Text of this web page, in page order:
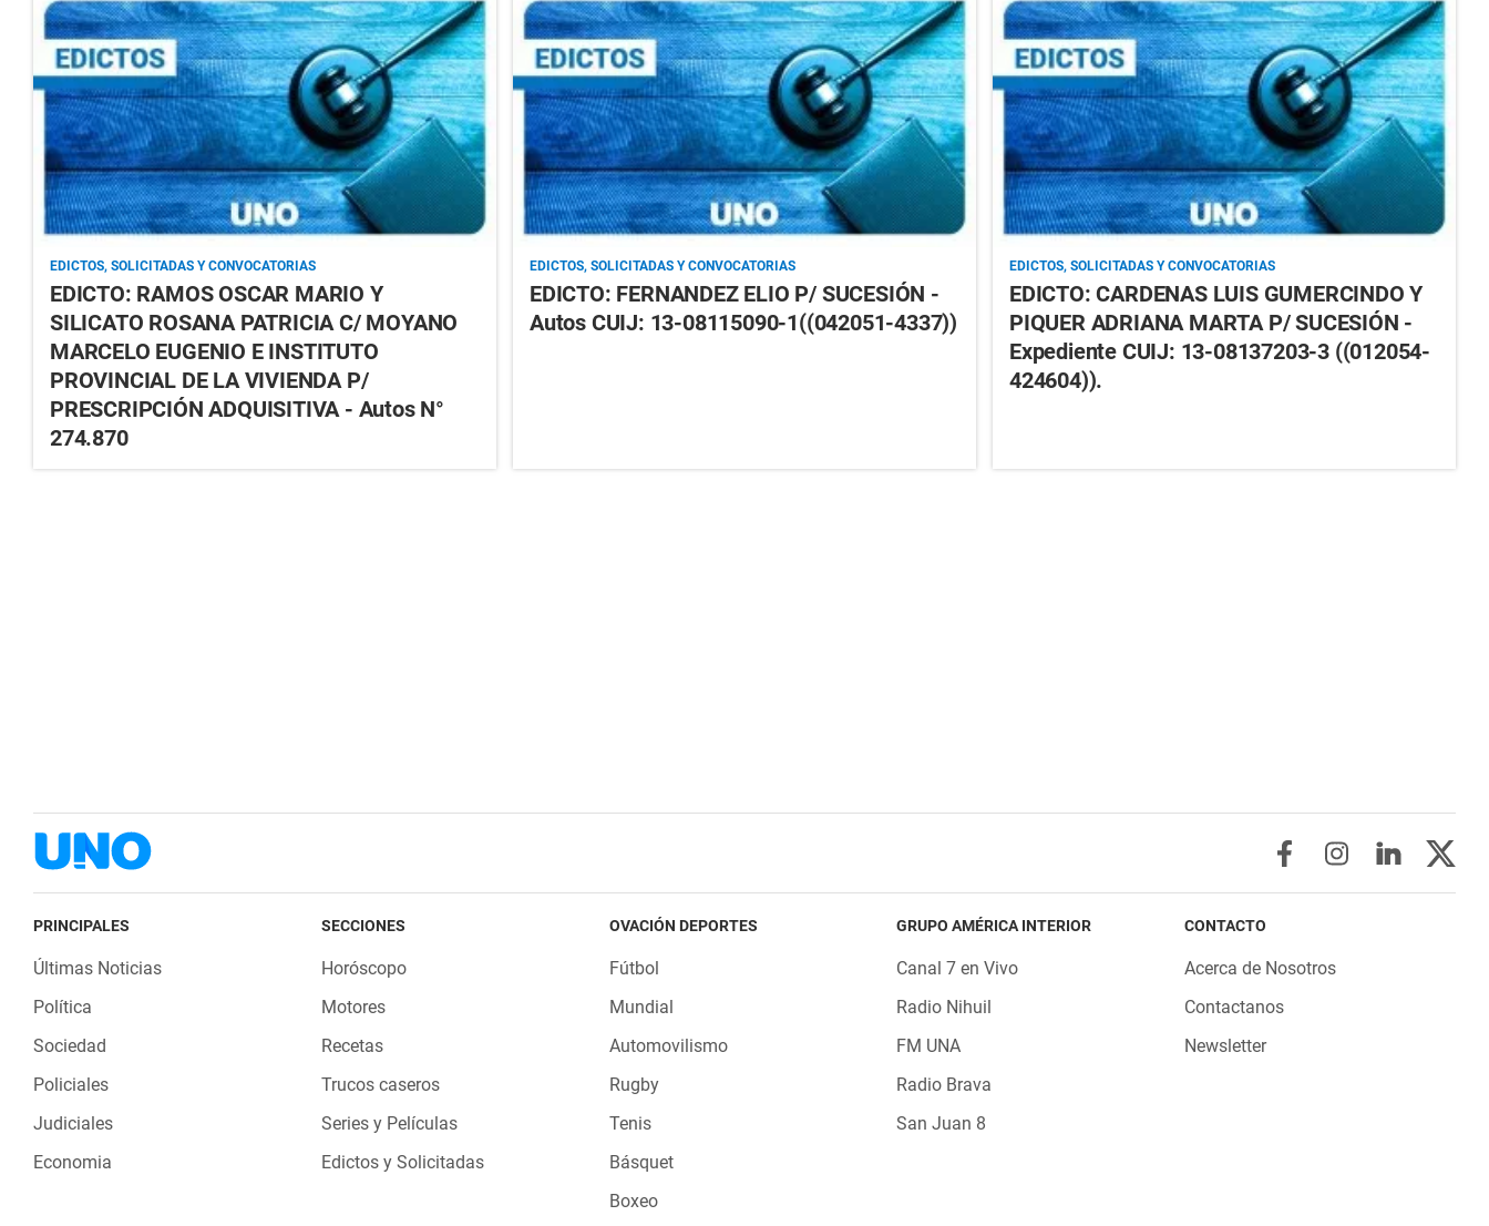
EDICTOS, SOLICITADAS Y CONVOCATORIAS
EDICTO: RAMOS OSCAR MARIO Y
SILICATO ROSANA PATRICIA C/ MOYANO
MARCELO EUGENIO E INSTITUTO
PROVINCIAL DE LA VIVIENDA P/
PRESCRIPCIÓN ADQUISITIVA - Autos N°
274.870
EDICTOS, SOLICITADAS Y CONVOCATORIAS
EDICTO: FERNANDEZ ELIO P/ SUCESIÓN -
Autos CUIJ: 13-08115090-1((042051-4337))
EDICTOS, SOLICITADAS Y CONVOCATORIAS
EDICTO: CARDENAS LUIS GUMERCINDO Y
PIQUER ADRIANA MARTA P/ SUCESIÓN -
Expediente CUIJ: 13-08137203-3 ((012054-
424604)).
PRINCIPALES
Últimas Noticias
Política
Sociedad
Policiales
Judiciales
Economia
SECCIONES
Horóscopo
Motores
Recetas
Trucos caseros
Series y Películas
Edictos y Solicitadas
OVACIÓN DEPORTES
Fútbol
Mundial
Automovilismo
Rugby
Tenis
Básquet
Boxeo
GRUPO AMÉRICA INTERIOR
Canal 7 en Vivo
Radio Nihuil
FM UNA
Radio Brava
San Juan 8
CONTACTO
Acerca de Nosotros
Contactanos
Newsletter